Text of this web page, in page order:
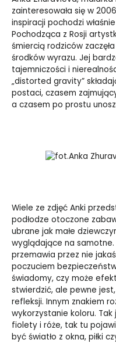
zainteresowała się w
inspiracji pochodzi
Pochodząca z Rosji
śmiercią rodziców
środków wyrazu. Jej
tajemniczości i
„distorted gravity”
postaci, czasem
a czasem po prostu
Wiele ze zdjęć Anki
podłodze otoczone
ubrane jak małe
wyglądające na samotne.
przemawia przez nie
poczuciem
świadomy, czy może
stwierdzić, ale pewne
refleksji. Innym znakiem
wykorzystanie koloru. Tak
fiolety i róże, tak tu
być światło z okna, piłki